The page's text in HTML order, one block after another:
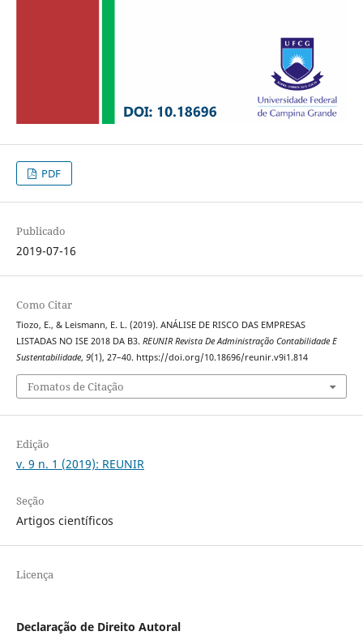
PDF
Publicado
2019-07-16
Como Citar
Tiozo, E., & Leismann, E. L. (2019). ANÁLISE DE RISCO DAS EMPRESAS
LISTADAS NO ISE 2018 DA B3. REUNIR Revista De Administração Contabilidade E
Sustentabilidade, 9(1), 27–40. https://doi.org/10.18696/reunir.v9i1.814
Fomatos de Citação
Edição
v. 9 n. 1 (2019): REUNIR
Seção
Artigos científicos
Licença
Declaração de Direito Autoral